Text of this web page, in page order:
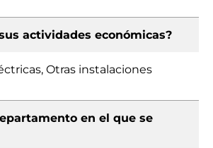
actividades económicas?
Otras instalaciones
en el que se